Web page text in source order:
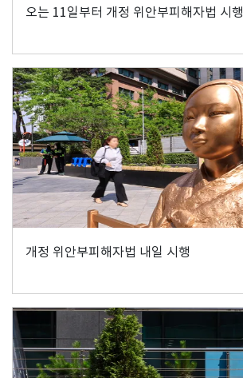
오는 11일부터 개정 위안부피해자법 시행
개정 위안부피해자법 내일 시행